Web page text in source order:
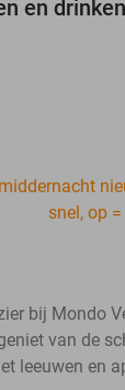
en drinken
snel, op =
bij Mondo
van de
leeuwen en